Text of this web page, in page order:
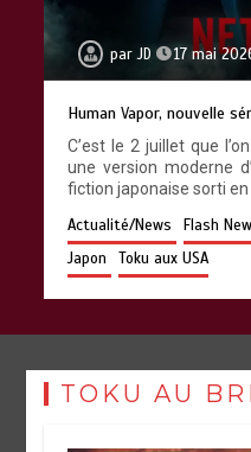
parJD 17 mai
Human Vapor, nouvelle
C’est le 2 juillet que
une version moderne
fiction japonaise sorti en
Actualité/News
Flash
Japon
Toku aux USA
TOKU AU